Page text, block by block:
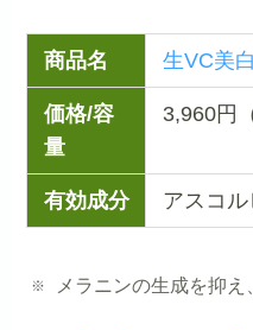
商品名 生VC美
価格/容
量
3,960円
有効成分 アスコ
メラニンの生成を抑